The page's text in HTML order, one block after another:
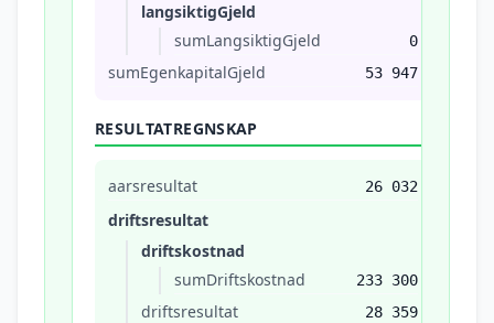
langsiktigGjeld
sumLangsiktigGjeld
0
sumEgenkapitalGjeld 53 947
RESULTATREGNSKAP
aarsresultat 26 032
driftsresultat
driftskostnad
sumDriftskostnad
233 300
driftsresultat 28 359